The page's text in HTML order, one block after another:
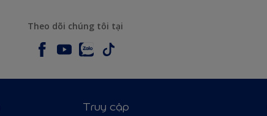
Theo dõi chúng tôi tại
Truy cập